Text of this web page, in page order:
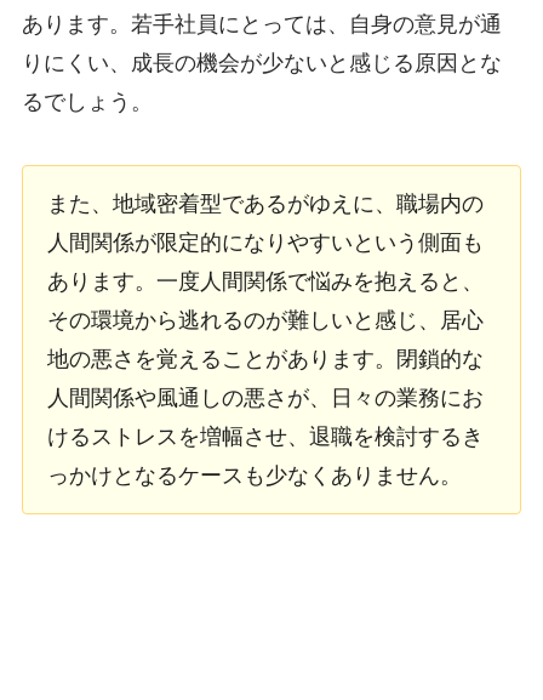
あります。若手社員にとっては、自身の意見が通
りにくい、成長の機会が少ないと感じる原因とな
るでしょう。
また、地域密着型であるがゆえに、職場内の
人間関係が限定的になりやすいという側面も
あります。一度人間関係で悩みを抱えると、
その環境から逃れるのが難しいと感じ、居心
地の悪さを覚えることがあります。閉鎖的な
人間関係や風通しの悪さが、日々の業務にお
けるストレスを増幅させ、退職を検討するき
っかけとなるケースも少なくありません。